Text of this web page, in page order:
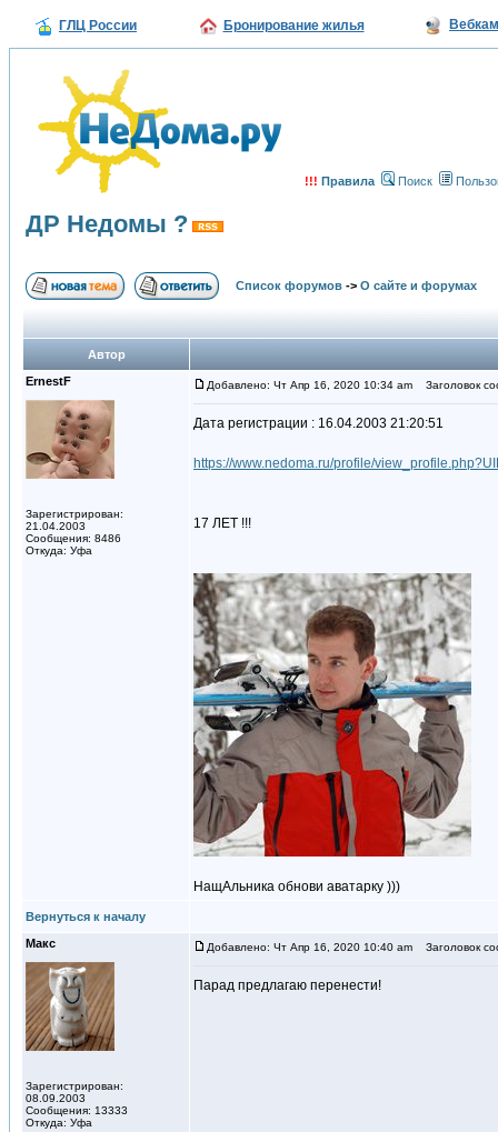
ГЛЦ России Бронирование жилья
!!! Правила Поиск
ДР Недомы ?
Список форумов -> О сайте и форумах
Автор
ErnestF
Зарегистрирован:
21.04.2003
Сообщения: 8486
Откуда: Уфа
Добавлено: Чт Апр 16, 2020 10:34 am Заголовок
Дата регистрации : 16.04.2003 21:20:51
https://www.nedoma.ru/profile/
17 ЛЕТ !!!
НащАльника обнови аватарку )))
Вернуться к началу
Макс
Зарегистрирован:
08.09.2003
Сообщения: 13333
Откуда: Уфа
Добавлено: Чт Апр 16, 2020 10:40 am Заголовок
Парад предлагаю перенести!